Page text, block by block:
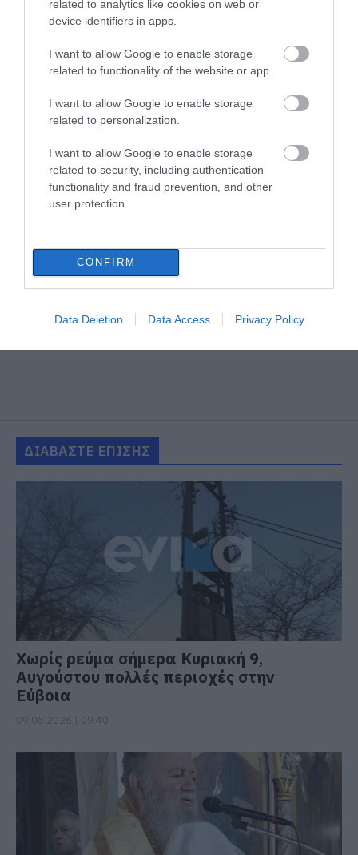
related to analytics like cookies on web or
device identifiers in apps.
I want to allow Google to enable storage
related to functionality of the website or app.
I want to allow Google to enable storage
related to personalization.
I want to allow Google to enable storage
related to security, including authentication
functionality and fraud prevention, and other
user protection.
CONFIRM
Data Deletion Data Access Privacy Policy
ΔΙΑΒΑΣΤΕ ΕΠΙΣΗΣ
Χωρίς ρεύμα σήμερα Κυριακή 9,
Αυγούστου πολλές περιοχές στην
Εύβοια